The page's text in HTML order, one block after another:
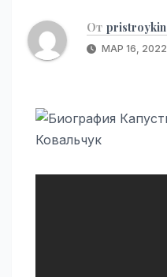
От pristroykin_
МАР 16, 2022